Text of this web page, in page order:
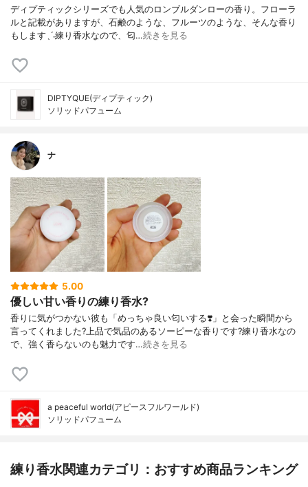
ディプティックシリーズでも人気のロンブルダンローの香り。フローラ
ルと記載がありますが、石鹸のような、フルーツのような、そんな香り
もしますˎˊ˗練り香水なので、匂…続きを見る
DIPTYQUE(ディプティック)
ソリッドパフューム
ナ
5.00
優しい甘い香りの練り香水?
香りに気がつかない彼も「めっちゃ良い匂いする❣️」と会った瞬間から
言ってくれました?上品で気品のあるソーピーな香りです?練り香水なの
で、強く香らないのも魅力です…続きを見る
a peaceful world(アピースフルワールド)
ソリッドパフューム
練り香水関連カテゴリ：おすすめ商品ランキング